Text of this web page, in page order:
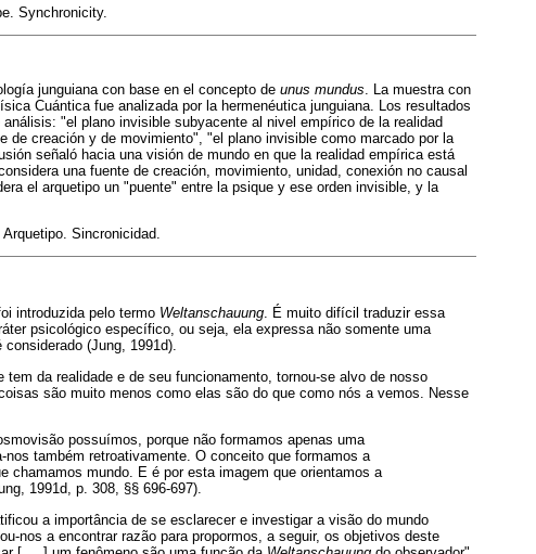
Synchronicity.
junguiana con base en el concepto de unus mundus . La muestra con
Cuántica fue analizada por la hermenéutica junguiana. Los resultados
"el plano invisible subyacente al nivel empírico de la realidad
de creación y de movimiento", "el plano invisible como marcado por la
señaló hacia una visión de mundo en que la realidad empírica está
una fuente de creación, movimiento, unidad, conexión no causal
el arquetipo un "puente" entre la psique y ese orden invisible, y la
Sincronicidad.
introduzida pelo termo Weltanschauung. É muito difícil traduzir essa
psicológico específico, ou seja, ela expressa não somente uma
(Jung, 1991d).
da realidade e de seu funcionamento, tornou-se alvo de nosso
são muito menos como elas são do que como nós a vemos. Nesse
possuímos, porque não formamos apenas uma
também retroativamente. O conceito que formamos a
chamamos mundo. E é por esta imagem que orientamos a
1991d, p. 308, §§ 696-697).
a importância de se esclarecer e investigar a visão do mundo
nos a encontrar razão para propormos, a seguir, os objetivos deste